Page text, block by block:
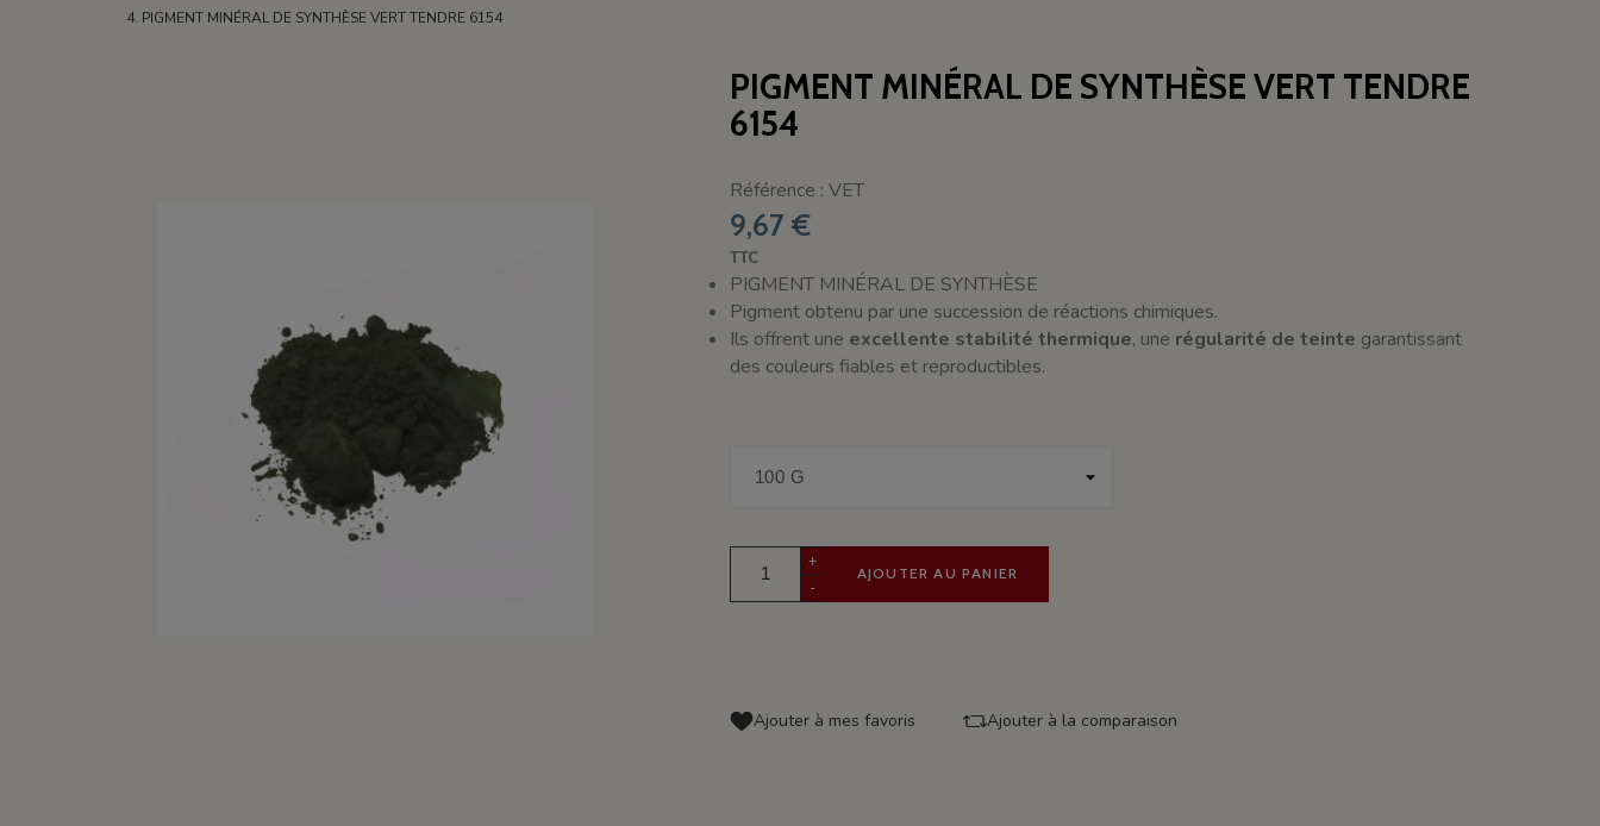
PIGMENT MINÉRAL DE SYNTHÈSE VERT TENDRE 6154
PIGMENT MINÉRAL DE SYNTHÈSE VERT TENDRE
6154
Référence : VET
9,67 €
TTC
PIGMENT MINÉRAL DE SYNTHÈSE
Pigment obtenu par une succession de réactions chimiques.
Ils offrent une excellente stabilité thermique, une régularité de teinte garantissant
des couleurs fiables et reproductibles.
+
-
AJOUTER AU PANIER
Ajouter à mes favoris Ajouter à la comparaison